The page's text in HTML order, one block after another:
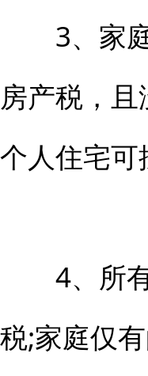
3、家庭
房产税，
个人住宅
4、所有
税;家庭仅